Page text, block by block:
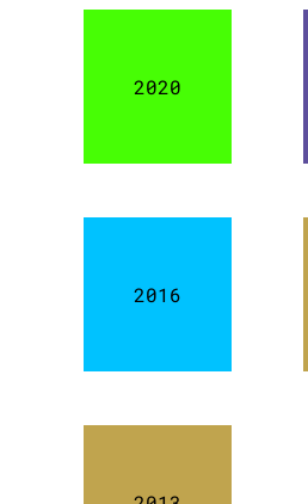
2020
2016